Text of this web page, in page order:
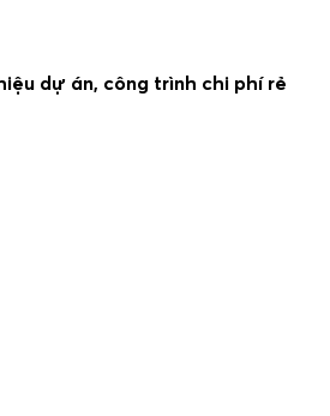
dự án, công trình chi phí rẻ